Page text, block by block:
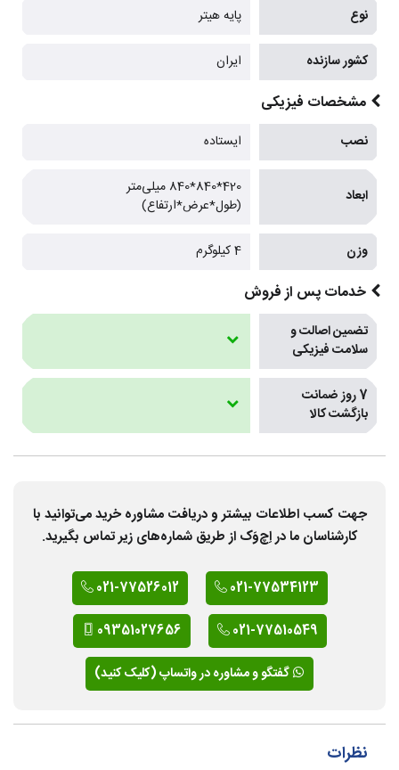
نوع پایه هیتر
کشور سازنده ایران
مشخصات فیزیکی
نصب ایستاده
ابعاد
420*840*840 میلی‌متر
(طول*عرض*ارتفاع)
وزن 4 کیلوگرم
خدمات پس از فروش
تضمین اصالت و
سلامت فیزیکی
7 روز ضمانت
بازگشت کالا
جهت کسب اطلاعات بیشتر و دریافت مشاوره خرید می‌توانید با
کارشناسان ما در اِچ‌وَک از طریق شماره‌های زیر تماس بگیرید.
021-77534123
021-77526012
021-77510549
09351027656
گفتگو و مشاوره در واتساپ (کلیک کنید)
نظرات